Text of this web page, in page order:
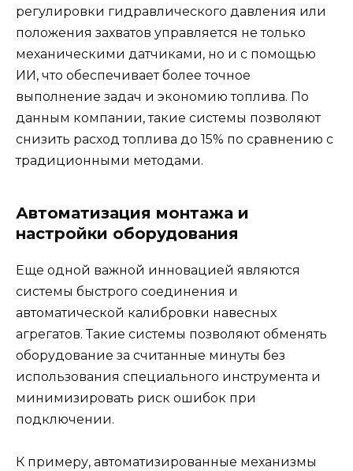
регулировки гидравлического давления или
положения захватов управляется не только
механическими датчиками, но и с помощью
ИИ, что обеспечивает более точное
выполнение задач и экономию топлива. По
данным компании, такие системы позволяют
снизить расход топлива до 15% по сравнению с
традиционными методами.
Автоматизация монтажа и
настройки оборудования
Еще одной важной инновацией являются
системы быстрого соединения и
автоматической калибровки навесных
агрегатов. Такие системы позволяют обменять
оборудование за считанные минуты без
использования специального инструмента и
минимизировать риск ошибок при
подключении.
К примеру, автоматизированные механизмы